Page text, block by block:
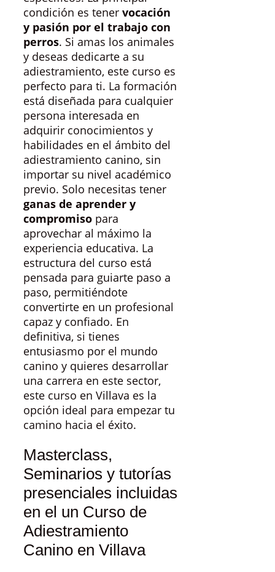
condición es tener vocación
y pasión por el trabajo con
perros. Si amas los animales
y deseas dedicarte a su
adiestramiento, este curso es
perfecto para ti. La formación
está diseñada para cualquier
persona interesada en
adquirir conocimientos y
habilidades en el ámbito del
adiestramiento canino, sin
importar su nivel académico
previo. Solo necesitas tener
ganas de aprender y
compromiso para
aprovechar al máximo la
experiencia educativa. La
estructura del curso está
pensada para guiarte paso a
paso, permitiéndote
convertirte en un profesional
capaz y confiado. En
definitiva, si tienes
entusiasmo por el mundo
canino y quieres desarrollar
una carrera en este sector,
este curso en Villava es la
opción ideal para empezar tu
camino hacia el éxito.
Masterclass,
Seminarios y tutorías
presenciales incluidas
en el un Curso de
Adiestramiento
Canino en Villava